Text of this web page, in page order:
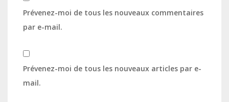
Prévenez-moi de tous les nouveaux commentaires
par e-mail.
Prévenez-moi de tous les nouveaux articles par e-
mail.